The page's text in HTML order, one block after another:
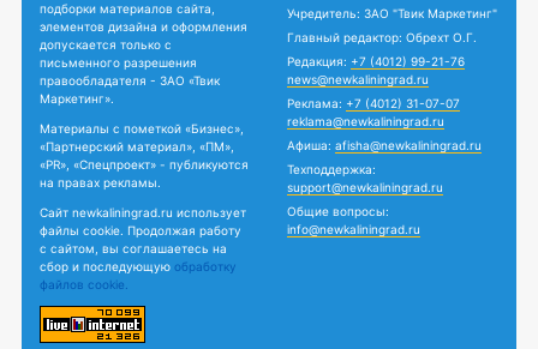
подборки материалов сайта,
элементов дизайна и оформления
допускается только с
письменного разрешения
правообладателя - ЗАО «Твик
Маркетинг».
Материалы с пометкой «Бизнес»,
«Партнерский материал», «ПМ»,
«PR», «Спецпроект» - публикуются
на правах рекламы.
Сайт newkaliningrad.ru использует
файлы cookie. Продолжая работу
с сайтом, вы соглашаетесь на
сбор и последующую обработку
файлов cookie.
Учредитель: ЗАО "Твик Маркетинг"
Главный редактор: Обрехт О.Г.
Редакция: +7 (4012) 99-21-76
news@newkaliningrad.ru
Реклама: +7 (4012) 31-07-07
reklama@newkaliningrad.ru
Афиша: afisha@newkaliningrad.ru
Техподдержка:
support@newkaliningrad.ru
Общие вопросы:
info@newkaliningrad.ru